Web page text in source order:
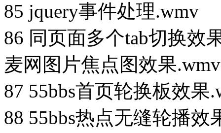
85 jquery事件处理.wmv
86 同页面多个tab切换效
麦网图片焦点图效果.wmv
87 55bbs首页轮换板效果
88 55bbs热点无缝轮播效